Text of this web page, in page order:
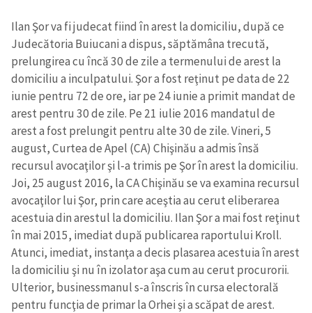
Ilan Şor va fi judecat fiind în arest la domiciliu, după ce
Judecătoria Buiucani a dispus, săptămâna trecută,
prelungirea cu încă 30 de zile a termenului de arest la
domiciliu a inculpatului. Şor a fost reţinut pe data de 22
iunie pentru 72 de ore, iar pe 24 iunie a primit mandat de
arest pentru 30 de zile. Pe 21 iulie 2016 mandatul de
arest a fost prelungit pentru alte 30 de zile. Vineri, 5
august, Curtea de Apel (CA) Chişinău a admis însă
recursul avocaţilor şi l-a trimis pe Şor în arest la domiciliu.
Joi, 25 august 2016, la CA Chişinău se va examina recursul
avocaţilor lui Şor, prin care aceştia au cerut eliberarea
acestuia din arestul la domiciliu. Ilan Şor a mai fost reţinut
în mai 2015, imediat după publicarea raportului Kroll.
Atunci, imediat, instanţa a decis plasarea acestuia în arest
la domiciliu şi nu în izolator aşa cum au cerut procurorii.
Ulterior, businessmanul s-a înscris în cursa electorală
pentru funcţia de primar la Orhei şi a scăpat de arest.